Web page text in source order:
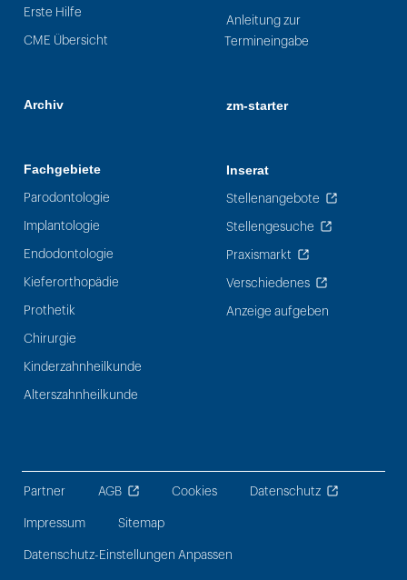
Erste Hilfe
CME Übersicht
Archiv
Fachgebiete
Parodontologie
Implantologie
Endodontologie
Kieferorthopädie
Prothetik
Chirurgie
Kinderzahnheilkunde
Alterszahnheilkunde
Anleitung zur
Termineingabe
zm-starter
Inserat
Stellenangebote
Stellengesuche
Praxismarkt
Verschiedenes
Anzeige aufgeben
Partner AGB Cookies Datenschutz
Impressum Sitemap
Datenschutz-Einstellungen Anpassen